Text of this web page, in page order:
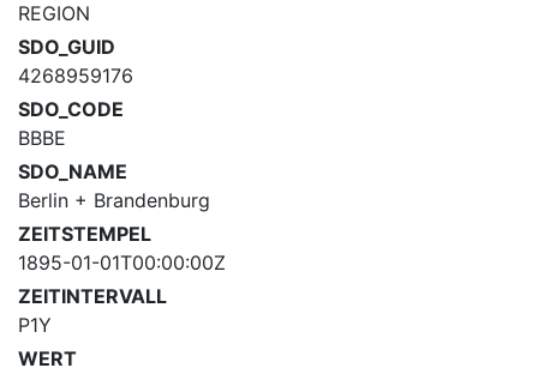
REGION
SDO_GUID
4268959176
SDO_CODE
BBBE
SDO_NAME
Berlin + Brandenburg
ZEITSTEMPEL
1895-01-01T00:00:00Z
ZEITINTERVALL
P1Y
WERT